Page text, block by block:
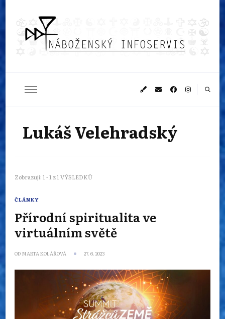
Náboženský
infoservis
Lukáš Velehradský
Zobrazuji: 1 - 1 z 1 VÝSLEDKŮ
ČLÁNKY
Přírodní spiritualita ve
virtuálním světě
OD MARTA KOLÁŘOVÁ 27. 6. 2023